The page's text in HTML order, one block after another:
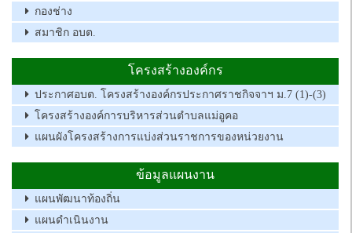
กองช่าง
สมาชิก อบต.
โครงสร้างองค์กร
ประกาศอบต. โครงสร้างองค์กรประกาศราชกิจจาฯ ม.7 (1)-(3)
โครงสร้างองค์การบริหารส่วนตำบลแม่อูคอ
แผนผังโครงสร้างการแบ่งส่วนราชการของหน่วยงาน
ข้อมูลแผนงาน
แผนพัฒนาท้องถิ่น
แผนดำเนินงาน